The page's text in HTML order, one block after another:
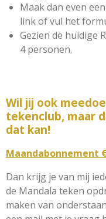
Maak dan even
link of vul het
Gezien de huidige
4 personen.
Wil jij ook
tekenclub, maar
dat kan!
Maandabonnement
Dan krijg je van mij
de Mandala teken
maken van